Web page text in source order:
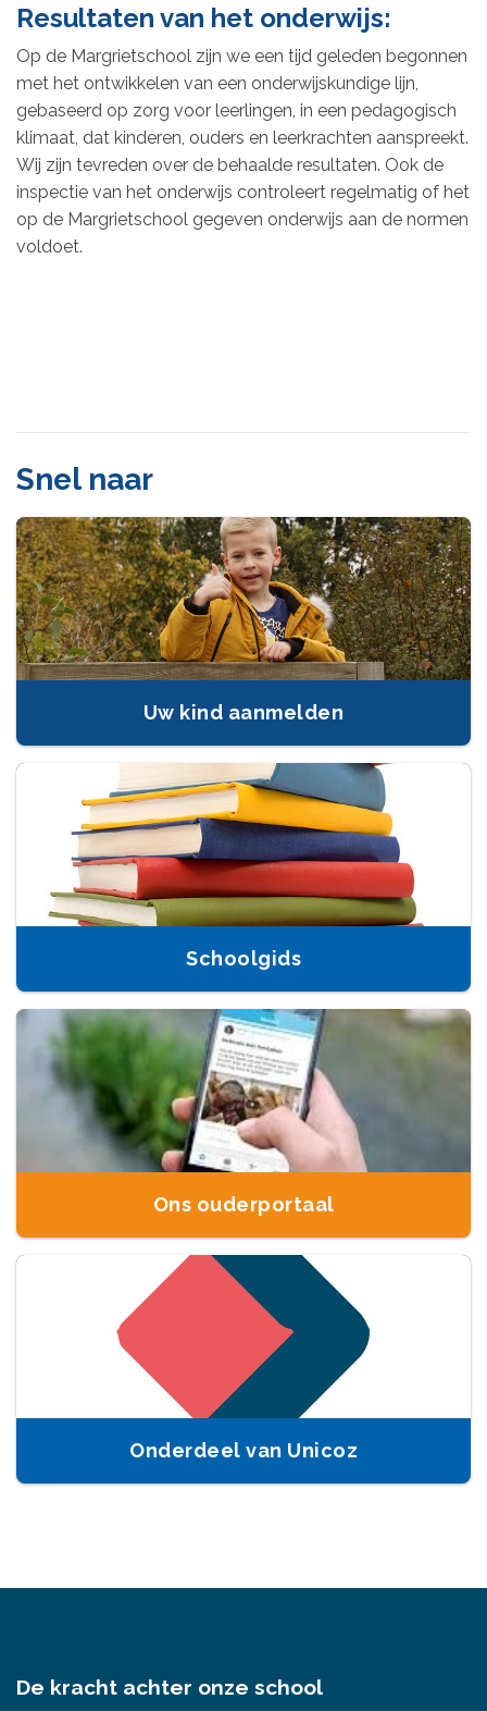
Resultaten van het onderwijs:
Op de Margrietschool zijn we een tijd geleden begonnen
met het ontwikkelen van een onderwijskundige lijn,
gebaseerd op zorg voor leerlingen, in een pedagogisch
klimaat, dat kinderen, ouders en leerkrachten aanspreekt.
Wij zijn tevreden over de behaalde resultaten. Ook de
inspectie van het onderwijs controleert regelmatig of het
op de Margrietschool gegeven onderwijs aan de normen
voldoet.
Snel naar
Uw kind aanmelden
Schoolgids
Ons ouderportaal
Onderdeel van Unicoz
De kracht achter onze school